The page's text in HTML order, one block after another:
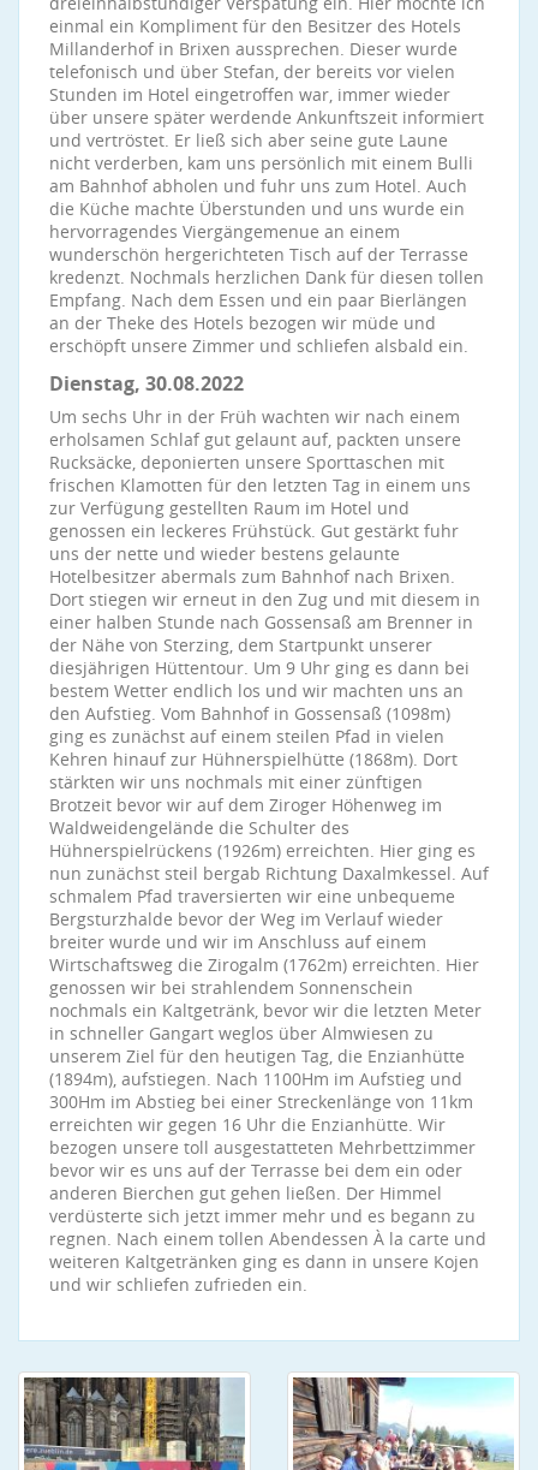
einmal ein Kompliment für den Besitzer des Hotels
Millanderhof in Brixen aussprechen. Dieser wurde
telefonisch und über Stefan, der bereits vor vielen
Stunden im Hotel eingetroffen war, immer wieder
über unsere später werdende Ankunftszeit informiert
und vertröstet. Er ließ sich aber seine gute Laune
nicht verderben, kam uns persönlich mit einem Bulli
am Bahnhof abholen und fuhr uns zum Hotel. Auch
die Küche machte Überstunden und uns wurde ein
hervorragendes Viergängemenue an einem
wunderschön hergerichteten Tisch auf der Terrasse
kredenzt. Nochmals herzlichen Dank für diesen tollen
Empfang. Nach dem Essen und ein paar Bierlängen
an der Theke des Hotels bezogen wir müde und
erschöpft unsere Zimmer und schliefen alsbald ein.
Dienstag, 30.08.2022
Um sechs Uhr in der Früh wachten wir nach einem
erholsamen Schlaf gut gelaunt auf, packten unsere
Rucksäcke, deponierten unsere Sporttaschen mit
frischen Klamotten für den letzten Tag in einem uns
zur Verfügung gestellten Raum im Hotel und
genossen ein leckeres Frühstück. Gut gestärkt fuhr
uns der nette und wieder bestens gelaunte
Hotelbesitzer abermals zum Bahnhof nach Brixen.
Dort stiegen wir erneut in den Zug und mit diesem in
einer halben Stunde nach Gossensaß am Brenner in
der Nähe von Sterzing, dem Startpunkt unserer
diesjährigen Hüttentour. Um 9 Uhr ging es dann bei
bestem Wetter endlich los und wir machten uns an
den Aufstieg. Vom Bahnhof in Gossensaß (1098m)
ging es zunächst auf einem steilen Pfad in vielen
Kehren hinauf zur Hühnerspielhütte (1868m). Dort
stärkten wir uns nochmals mit einer zünftigen
Brotzeit bevor wir auf dem Ziroger Höhenweg im
Waldweidengelände die Schulter des
Hühnerspielrückens (1926m) erreichten. Hier ging es
nun zunächst steil bergab Richtung Daxalmkessel. Auf
schmalem Pfad traversierten wir eine unbequeme
Bergsturzhalde bevor der Weg im Verlauf wieder
breiter wurde und wir im Anschluss auf einem
Wirtschaftsweg die Zirogalm (1762m) erreichten. Hier
genossen wir bei strahlendem Sonnenschein
nochmals ein Kaltgetränk, bevor wir die letzten Meter
in schneller Gangart weglos über Almwiesen zu
unserem Ziel für den heutigen Tag, die Enzianhütte
(1894m), aufstiegen. Nach 1100Hm im Aufstieg und
300Hm im Abstieg bei einer Streckenlänge von 11km
erreichten wir gegen 16 Uhr die Enzianhütte. Wir
bezogen unsere toll ausgestatteten Mehrbettzimmer
bevor wir es uns auf der Terrasse bei dem ein oder
anderen Bierchen gut gehen ließen. Der Himmel
verdüsterte sich jetzt immer mehr und es begann zu
regnen. Nach einem tollen Abendessen À la carte und
weiteren Kaltgetränken ging es dann in unsere Kojen
und wir schliefen zufrieden ein.